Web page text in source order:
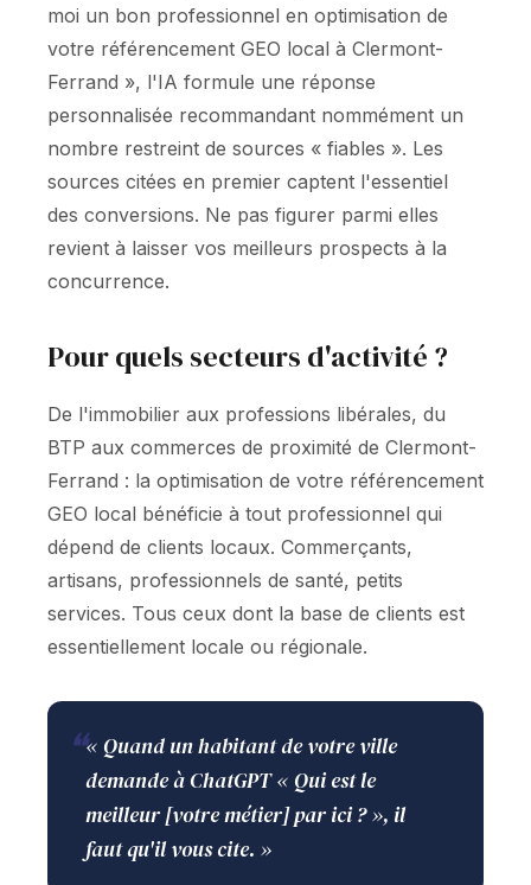
moi un bon professionnel en optimisation de
votre référencement GEO local à Clermont-
Ferrand », l'IA formule une réponse
personnalisée recommandant nommément un
nombre restreint de sources « fiables ». Les
sources citées en premier captent l'essentiel
des conversions. Ne pas figurer parmi elles
revient à laisser vos meilleurs prospects à la
concurrence.
Pour quels secteurs d'activité ?
De l'immobilier aux professions libérales, du
BTP aux commerces de proximité de Clermont-
Ferrand : la optimisation de votre référencement
GEO local bénéficie à tout professionnel qui
dépend de clients locaux. Commerçants,
artisans, professionnels de santé, petits
services. Tous ceux dont la base de clients est
essentiellement locale ou régionale.
❝« Quand un habitant de votre ville
demande à ChatGPT « Qui est le
meilleur [votre métier] par ici ? », il
faut qu'il vous cite. »